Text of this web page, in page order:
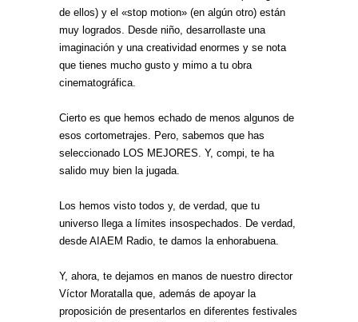
de ellos) y el «stop motion» (en algún otro) están
muy logrados. Desde niño, desarrollaste una
imaginación y una creatividad enormes y se nota
que tienes mucho gusto y mimo a tu obra
cinematográfica.
Cierto es que hemos echado de menos algunos de
esos cortometrajes. Pero, sabemos que has
seleccionado LOS MEJORES. Y, compi, te ha
salido muy bien la jugada.
Los hemos visto todos y, de verdad, que tu
universo llega a límites insospechados. De verdad,
desde AIAEM Radio, te damos la enhorabuena.
Y, ahora, te dejamos en manos de nuestro director
Víctor Moratalla que, además de apoyar la
proposición de presentarlos en diferentes festivales